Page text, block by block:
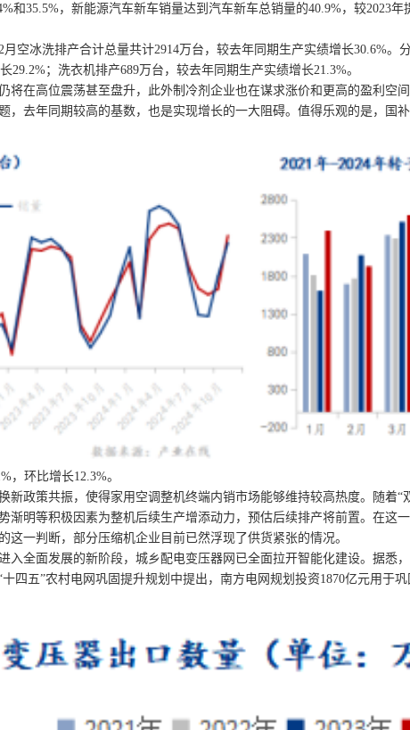
和35.5%，新能源汽车新车销量达到汽车新车总销量的40.9%，较2023年
冰洗排产合计总量共计2914万台，较去年同期生产实绩增长30.6%。
；洗衣机排产689万台，较去年同期生产实绩增长21.3%。
在高位震荡甚至盘升，此外制冷剂企业也在谋求涨价和更高的盈利空
，去年同期较高的基数，也是实现增长的一大阻碍。值得乐观的是，国
环比增长12.3%。
策共振，使得家用空调整机终端内销市场能够维持较高热度。随着“
渐明等积极因素为整机后续生产增添动力，预估后续排产将前置。在这
一判断，部分压缩机企业目前已然浮现了供货紧张的情况。
面发展的新阶段，城乡配电变压器网已全面拉开智能化建设。据悉，
四五”农村电网巩固提升规划中提出，南方电网规划投资1870亿元用